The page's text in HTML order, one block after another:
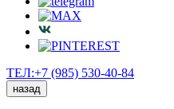
ТЕЛ:+7 (985) 530-40-84
назад